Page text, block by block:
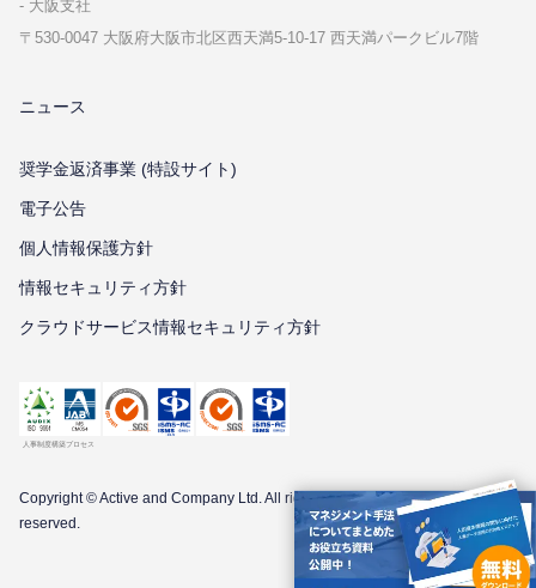
⼤阪⽀社
〒530-0047 ⼤阪府⼤阪市北区⻄天満5-10-17 ⻄天満パークビル7階
ニュース
奨学金返済事業 (特設サイト)
電子公告
個⼈情報保護⽅針
情報セキュリティ⽅針
クラウドサービス情報セキュリティ方針
Copyright © Active and Company Ltd. All rights
reserved.